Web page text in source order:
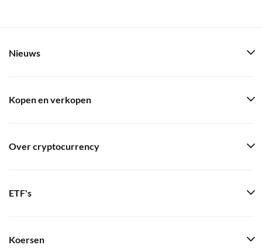
Nieuws
Kopen en verkopen
Over cryptocurrency
ETF's
Koersen